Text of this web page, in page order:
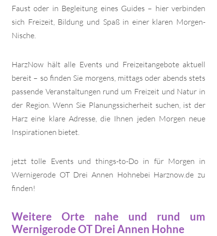
Faust oder in Begleitung eines Guides – hier verbinden
sich Freizeit, Bildung und Spaß in einer klaren Morgen-
Nische.
HarzNow hält alle Events und Freizeitangebote aktuell
bereit – so finden Sie morgens, mittags oder abends stets
passende Veranstaltungen rund um Freizeit und Natur in
der Region. Wenn Sie Planungssicherheit suchen, ist der
Harz eine klare Adresse, die Ihnen jeden Morgen neue
Inspirationen bietet.
jetzt tolle Events und things-to-Do in für Morgen in
Wernigerode OT Drei Annen Hohnebei Harznow.de zu
finden!
Weitere Orte nahe und rund um
Wernigerode OT Drei Annen Hohne